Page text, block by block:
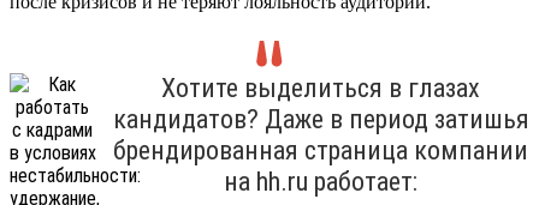
Хотите выделиться в глазах
кандидатов? Даже в период затишья
брендированная страница компании
на hh.ru работает: